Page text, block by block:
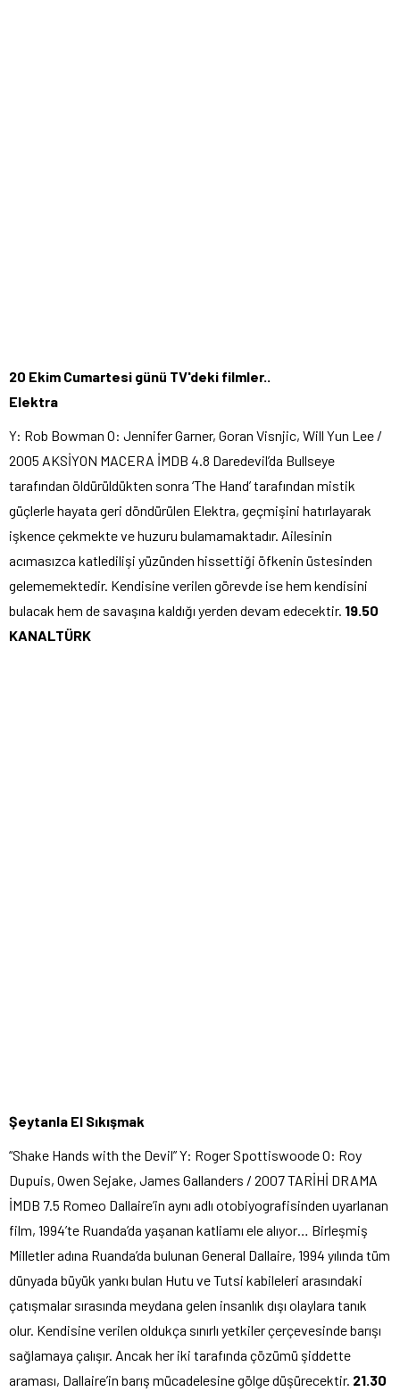
20 Ekim Cumartesi günü TV'deki filmler..
Elektra
Y: Rob Bowman O: Jennifer Garner, Goran Visnjic, Will Yun Lee /
2005 AKSİYON MACERA İMDB 4.8 Daredevil’da Bullseye
tarafından öldürüldükten sonra ‘The Hand’ tarafından mistik
güçlerle hayata geri döndürülen Elektra, geçmişini hatırlayarak
işkence çekmekte ve huzuru bulamamaktadır. Ailesinin
acımasızca katledilişi yüzünden hissettiği öfkenin üstesinden
gelememektedir. Kendisine verilen görevde ise hem kendisini
bulacak hem de savaşına kaldığı yerden devam edecektir. 19.50
KANALTÜRK
Şeytanla El Sıkışmak
“Shake Hands with the Devil” Y: Roger Spottiswoode O: Roy
Dupuis, Owen Sejake, James Gallanders / 2007 TARİHİ DRAMA
İMDB 7.5 Romeo Dallaire’in aynı adlı otobiyografisinden uyarlanan
film, 1994’te Ruanda’da yaşanan katliamı ele alıyor… Birleşmiş
Milletler adına Ruanda’da bulunan General Dallaire, 1994 yılında tüm
dünyada büyük yankı bulan Hutu ve Tutsi kabileleri arasındaki
çatışmalar sırasında meydana gelen insanlık dışı olaylara tanık
olur. Kendisine verilen oldukça sınırlı yetkiler çerçevesinde barışı
sağlamaya çalışır. Ancak her iki tarafında çözümü şiddette
araması, Dallaire’in barış mücadelesine gölge düşürecektir. 21.30